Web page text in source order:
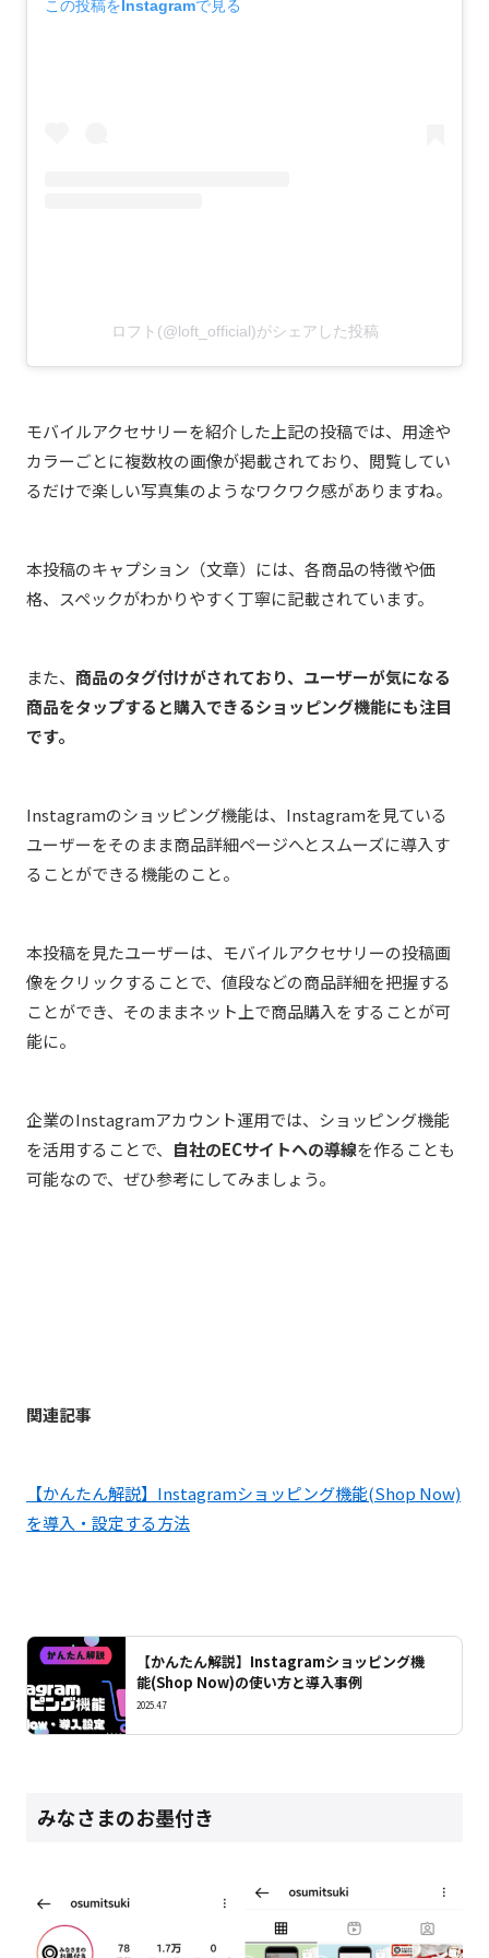
この投稿をInstagramで見る
ロフト(@loft_official)がシェアした投稿
モバイルアクセサリーを紹介した上記の投稿では、用途や
カラーごとに複数枚の画像が掲載されており、閲覧してい
るだけで楽しい写真集のようなワクワク感がありますね。
本投稿のキャプション（文章）には、各商品の特徴や価
格、スペックがわかりやすく丁寧に記載されています。
また、 商品のタグ付けがされており、ユーザーが気になる
商品をタップすると購入できるショッピング機能にも注目
です。
Instagramのショッピング機能は、Instagramを見ている
ユーザーをそのまま商品詳細ページへとスムーズに導入す
ることができる機能のこと。
本投稿を見たユーザーは、モバイルアクセサリーの投稿画
像をクリックすることで、値段などの商品詳細を把握する
ことができ、そのままネット上で商品購入をすることが可
能に。
企業のInstagramアカウント運用では、ショッピング機能
を活用することで、 自社のECサイトへの導線を作ることも
可能なので、ぜひ参考にしてみましょう。
関連記事
【かんたん解説】Instagramショッピング機能(Shop Now)
を導入・設定する方法
【かんたん解説】Instagramショッピング機
能(Shop Now)の使い方と導入事例
2025.4.7
みなさまのお墨付き